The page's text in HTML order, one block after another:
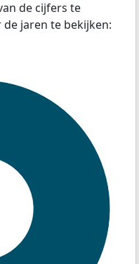
de cijfers te
jaren te bekijken: